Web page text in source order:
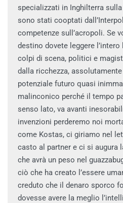
specializzati in Inghilterra
sono stati cooptati
competenze sull’acropoli. Se
destino dovete leggere
colpi di scena, politici e
dalla ricchezza,
potenziale futuro quasi
malinconico perché il tempo
senso lato, va avanti
invenzioni perderemo noi
come Kostas, ci giriamo nel
casto al partner e ci si augura
che avrà un peso nel
ciò che ha creato l’essere
creduto che il denaro sporco
dovesse avere la meglio